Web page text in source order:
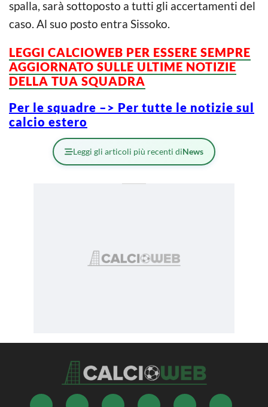
spalla, sarà sottoposto a tutti gli accertamenti del
caso. Al suo posto entra Sissoko.
LEGGI CALCIOWEB PER ESSERE SEMPRE
AGGIORNATO SULLE ULTIME NOTIZIE
DELLA TUA SQUADRA
Per le squadre –> Per tutte le notizie sul
calcio estero
Leggi gli articoli più recenti diNews